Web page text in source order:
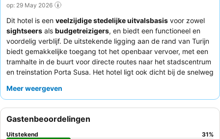
op: 29 May 2026
Dit hotel is een veelzijdige stedelijke uitvalsbasis voor zowel
sightseers als budgetreizigers, en biedt een functioneel en
voordelig verblijf. De uitstekende ligging aan de rand van Turijn
biedt gemakkelijke toegang tot het openbaar vervoer, met een
tramhalte in de buurt voor directe routes naar het stadscentrum
en treinstation Porta Susa. Het hotel ligt ook dicht bij de snelweg
is de beschikbaarheid van
prijzen consequent het
waarbij hun vriendelijkheid, behulpzaamheid en professionele
houding worden benadrukt, terwijl het ontbijt positieve
Meer weergeven
Gastenbeoordelingen
Uitstekend 31%